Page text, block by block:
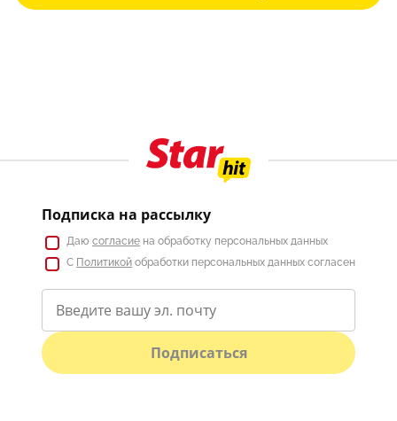
Подписка на рассылку
Даю согласие на обработку персональных данных
С Политикой обработки персональных данных согласен
Подписаться